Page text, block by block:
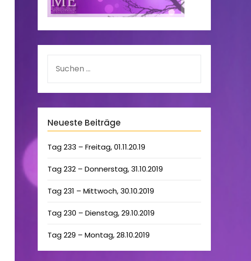
Neueste Beiträge
Tag 233 – Freitag, 01.11.20.19
Tag 232 – Donnerstag, 31.10.2019
Tag 231 – Mittwoch, 30.10.2019
Tag 230 – Dienstag, 29.10.2019
Tag 229 – Montag, 28.10.2019